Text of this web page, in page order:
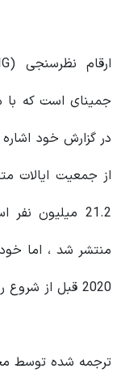
از جمعیت ایالات
21.2 میلیون
منتشر شد ، اما
2020 قبل از شروع روند صعودی سال 2021 انجام شده بود.
ترجمه شده توسط